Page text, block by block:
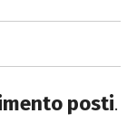
posti.